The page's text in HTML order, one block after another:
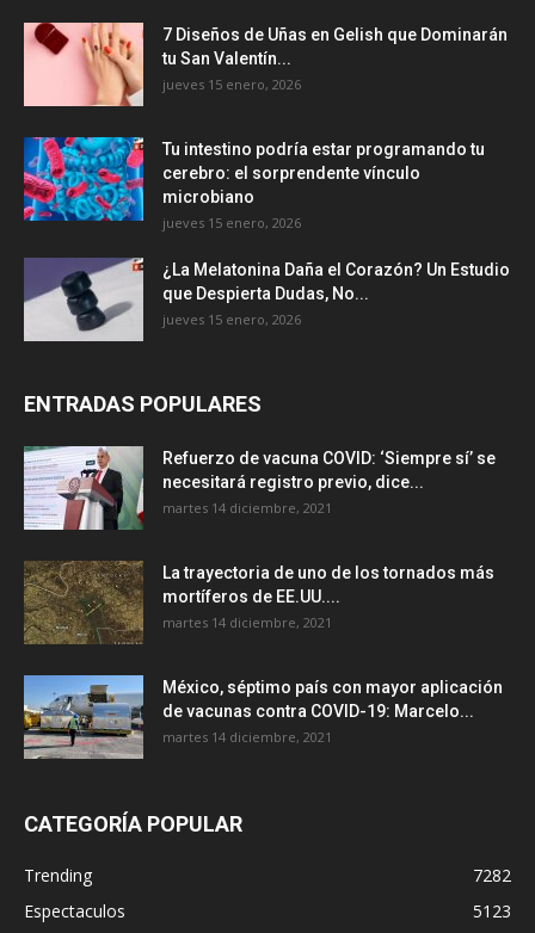
7 Diseños de Uñas en Gelish que Dominarán
tu San Valentín...
jueves 15 enero, 2026
Tu intestino podría estar programando tu
cerebro: el sorprendente vínculo
microbiano
jueves 15 enero, 2026
¿La Melatonina Daña el Corazón? Un Estudio
que Despierta Dudas, No...
jueves 15 enero, 2026
ENTRADAS POPULARES
Refuerzo de vacuna COVID: ‘Siempre sí’ se
necesitará registro previo, dice...
martes 14 diciembre, 2021
La trayectoria de uno de los tornados más
mortíferos de EE.UU....
martes 14 diciembre, 2021
México, séptimo país con mayor aplicación
de vacunas contra COVID-19: Marcelo...
martes 14 diciembre, 2021
CATEGORÍA POPULAR
Trending
7282
Espectaculos
5123